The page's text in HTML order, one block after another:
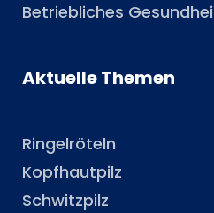
Betriebliches
Aktuelle Themen
Ringelröteln
Kopfhautpilz
Schwitzpilz